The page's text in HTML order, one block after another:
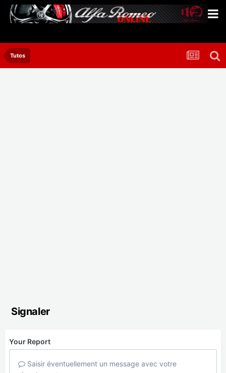
Tutos
Signaler
Your Report
Saisir éventuellement un message avec votre